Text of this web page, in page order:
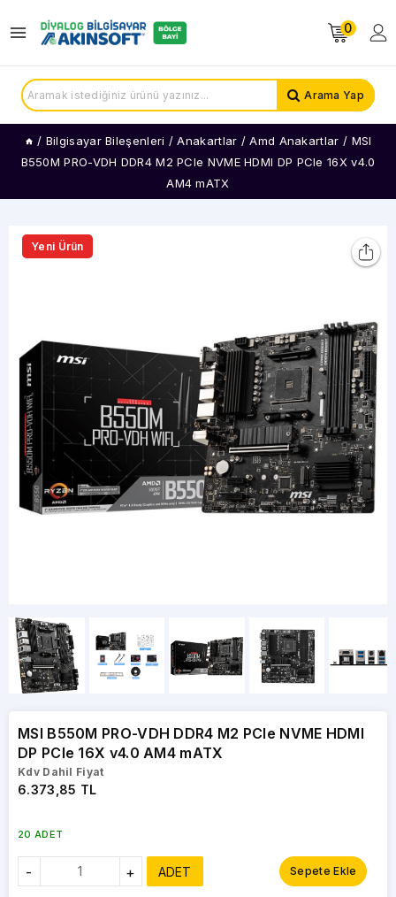
0
Arama Yap
/ Bilgisayar Bileşenleri / Anakartlar / Amd Anakartlar / MSI
B550M PRO-VDH DDR4 M2 PCIe NVME HDMI DP PCIe 16X v4.0
AM4 mATX
Yeni Ürün
MSI B550M PRO-VDH DDR4 M2 PCIe NVME HDMI
DP PCIe 16X v4.0 AM4 mATX
Kdv Dahil Fiyat
6.373,85 TL
20 ADET
- + ADET Sepete Ekle